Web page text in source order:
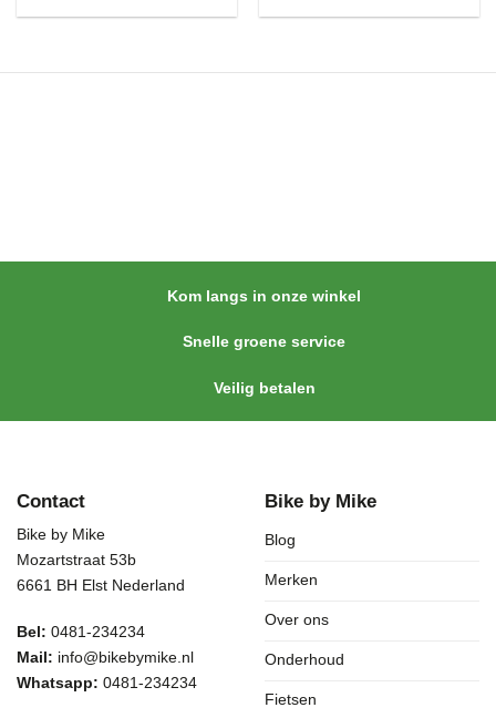
Kom langs in onze winkel
Snelle groene service
Veilig betalen
Contact
Bike by Mike
Mozartstraat 53b
6661 BH Elst Nederland
Bel: 0481-234234
Mail: info@bikebymike.nl
Whatsapp: 0481-234234
Bike by Mike
Blog
Merken
Over ons
Onderhoud
Fietsen